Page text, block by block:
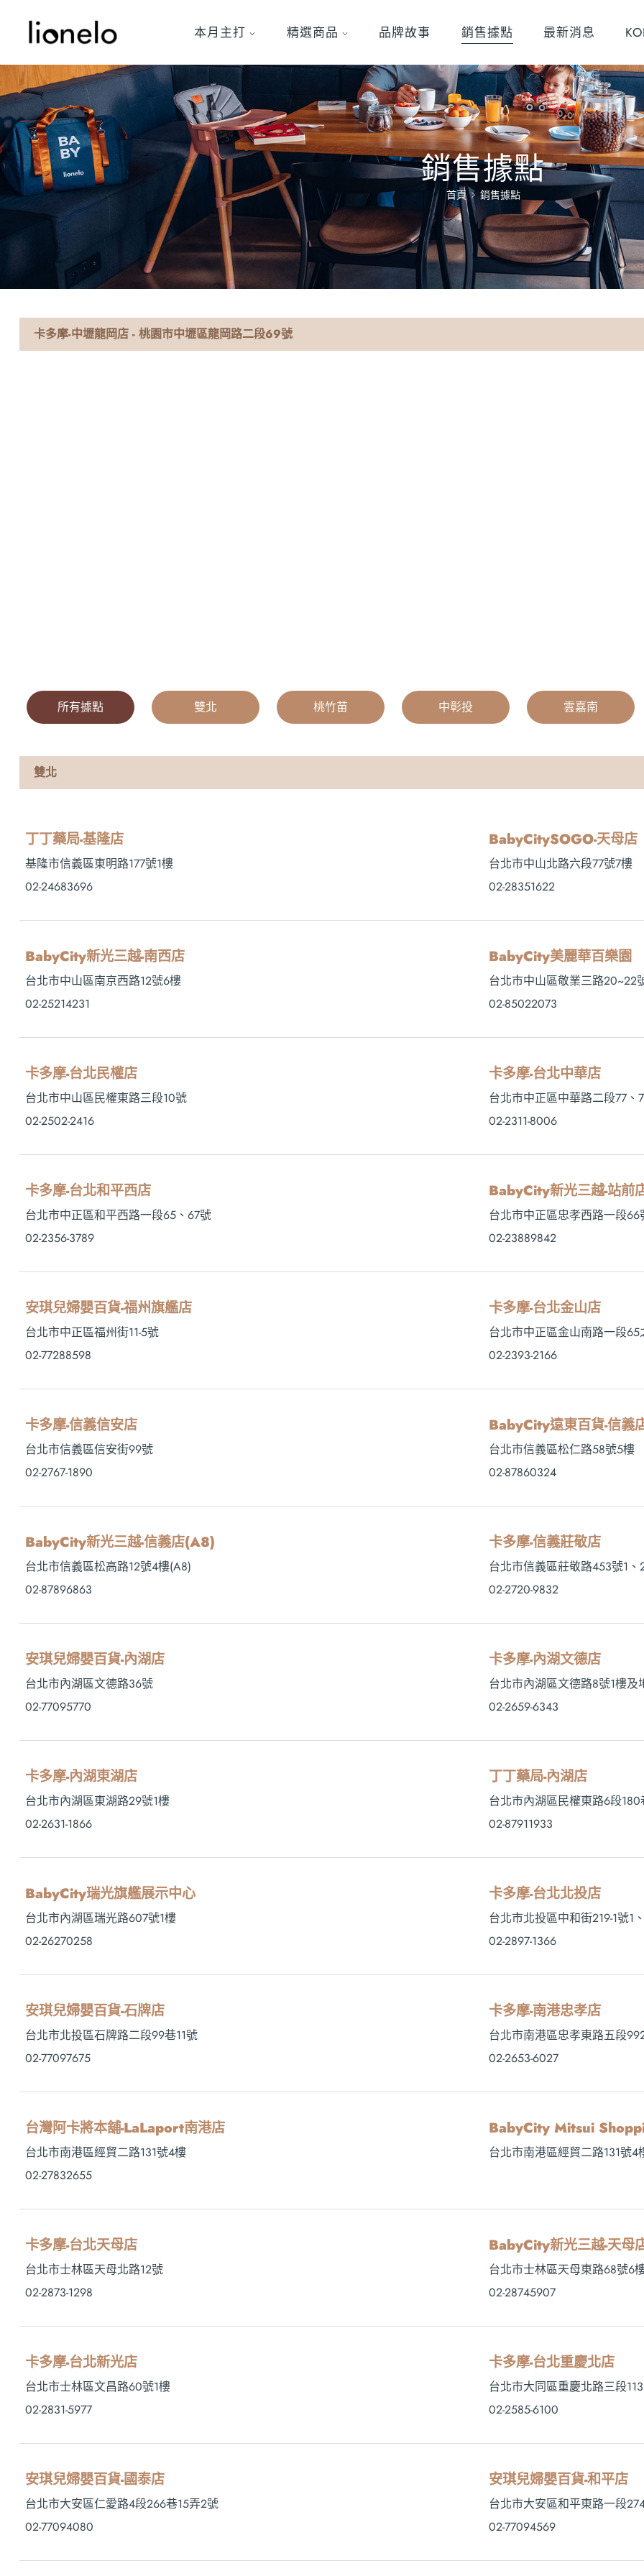
本月主打 精選商品 品牌故事 銷售據點 最新消息
銷售據點
首頁 銷售據點
卡多摩-中壢龍岡店 - 桃園市中壢區龍岡路二段69號
所有據點 雙北 桃竹苗 中彰投 雲嘉南
雙北
丁丁藥局-基隆店
基隆市信義區東明路177號1樓
02-24683696
BabyCitySOGO-天母店
台北市中山北路六段77號7樓
02-28351622
BabyCity新光三越-南西店
台北市中山區南京西路12號6樓
02-25214231
BabyCity美麗華百樂園
台北市中山區敬業三路20~22
02-85022073
卡多摩-台北民權店
台北市中山區民權東路三段10號
02-2502-2416
卡多摩-台北中華店
台北市中正區中華路二段77、
02-2311-8006
卡多摩-台北和平西店
台北市中正區和平西路一段65、67號
02-2356-3789
BabyCity新光三越-站前
台北市中正區忠孝西路一段66
02-23889842
安琪兒婦嬰百貨-福州旗艦店
台北市中正區福州街11-5號
02-77288598
卡多摩-台北金山店
台北市中正區金山南路一段
02-2393-2166
卡多摩-信義信安店
台北市信義區信安街99號
02-2767-1890
BabyCity遠東百貨-信義
台北市信義區松仁路58號5樓
02-87860324
BabyCity新光三越-信義店(A8)
台北市信義區松高路12號4樓(A8)
02-87896863
卡多摩-信義莊敬店
台北市信義區莊敬路453號1、
02-2720-9832
安琪兒婦嬰百貨-內湖店
台北市內湖區文德路36號
02-77095770
卡多摩-內湖文德店
台北市內湖區文德路8號1樓及
02-2659-6343
卡多摩-內湖東湖店
台北市內湖區東湖路29號1樓
02-2631-1866
丁丁藥局-內湖店
台北市內湖區民權東路6段
02-87911933
BabyCity瑞光旗艦展示中心
台北市內湖區瑞光路607號1樓
02-26270258
卡多摩-台北北投店
台北市北投區中和街219-1號1
02-2897-1366
安琪兒婦嬰百貨-石牌店
台北市北投區石牌路二段99巷11號
02-77097675
卡多摩-南港忠孝店
台北市南港區忠孝東路五段
02-2653-6027
台灣阿卡將本舖-LaLaport南港店
台北市南港區經貿二路131號4樓
02-27832655
BabyCity Mitsui
台北市南港區經貿二路131號4
卡多摩-台北天母店
台北市士林區天母北路12號
02-2873-1298
BabyCity新光三越-天母
台北市士林區天母東路68號6
02-28745907
卡多摩-台北新光店
台北市士林區文昌路60號1樓
02-2831-5977
卡多摩-台北重慶北店
台北市大同區重慶北路三段
02-2585-6100
安琪兒婦嬰百貨-國泰店
台北市大安區仁愛路4段266巷15弄2號
02-77094080
安琪兒婦嬰百貨-和平店
台北市大安區和平東路一段
02-77094569